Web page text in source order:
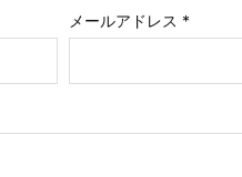
メールアドレス *